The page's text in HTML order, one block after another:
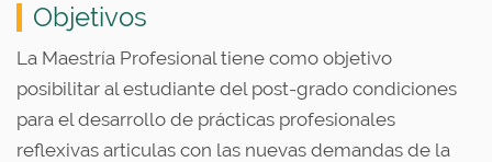
Objetivos
La Maestría Profesional tiene como objetivo
posibilitar al estudiante del post-grado condiciones
para el desarrollo de prácticas profesionales
reflexivas articulas con las nuevas demandas de la